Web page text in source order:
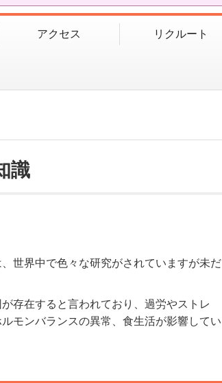
アクセス リクルート
識
世界中で色々な研究がされていますが未だ
存在すると言われており、過労やストレ
モンバランスの異常、食生活が影響してい